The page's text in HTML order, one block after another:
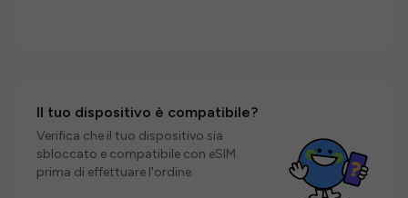
Il tuo dispositivo è compatibile?
Verifica che il tuo dispositivo sia
sbloccato e compatibile con eSIM
prima di effettuare l'ordine.